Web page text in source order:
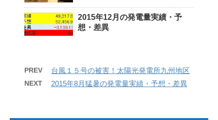
2015年12月の発電量実績・予
想・差異
PREV 台風１５号の被害！太陽光発電所九州地区
NEXT 2015年8月猛暑の発電量実績・予想・差異